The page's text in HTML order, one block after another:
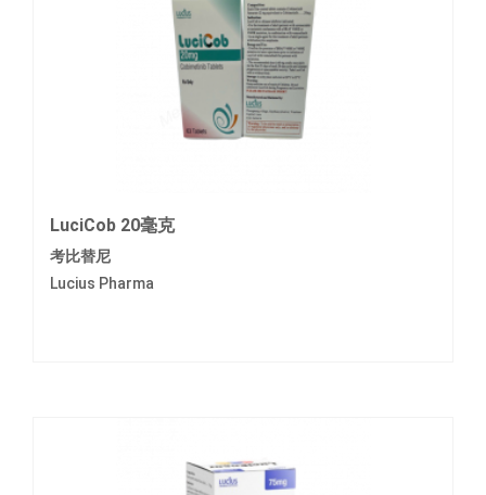
LuciCob 20毫克
考比替尼
Lucius Pharma